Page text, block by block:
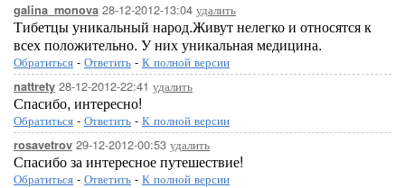
galina_monova 28-12-2012-13:04 удалить
Тибетцы уникальный народ.Живут нелегко и относятся к
всех положительно. У них уникальная медицина.
Обратиться - Ответить - К полной версии
nattrety 28-12-2012-22:41 удалить
Спасибо, интересно!
Обратиться - Ответить - К полной версии
rosavetrov 29-12-2012-00:53 удалить
Спасибо за интересное путешествие!
Обратиться - Ответить - К полной версии